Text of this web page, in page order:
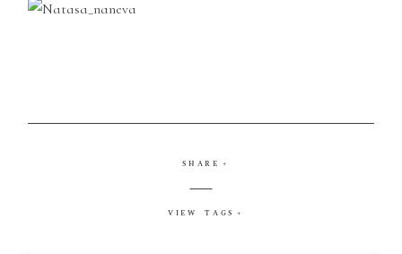
SHARE
VIEW TAGS